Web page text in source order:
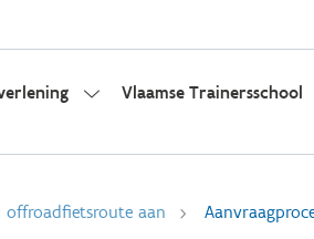
Vlaamse Trainersschool
offroadfietsroute aan